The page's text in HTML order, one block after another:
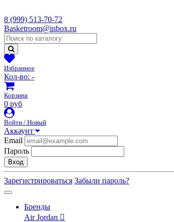
8 (999) 513-70-72
Basketroom@inbox.ru
Избранное
Кол-во: -
Корзина
0 руб
Войти / Новый
Аккаунт
Email
Пароль
Вход
Зарегистрироваться Забыли пароль?
Бренды
Air Jordan